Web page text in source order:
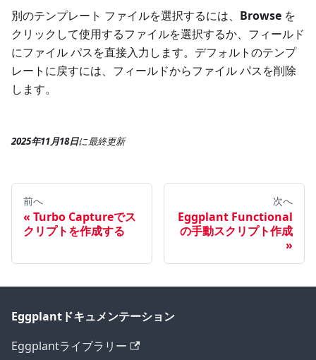
別のテンプレート ファイルを選択するには、 Browse を
クリックして使用するファイルを選択するか、フィールド
にファイル パスを直接入力します。デフォルトのテンプ
レートに戻すには、フィールドからファイル パスを削除
します。
2025年11月18日に最終更新
前へ
Turbo Captureでス
クリプトを作成する
次へ
Eggplant Functional
の手動スクリプト作成
Eggplantドキュメンテーション
Eggplantライブラリー